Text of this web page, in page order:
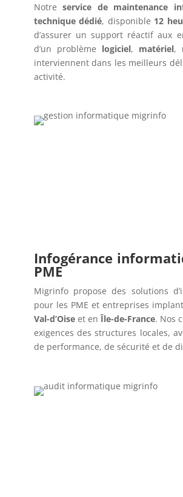
Notreservice de maintenance
technique dédié, disponible 12
d’assurer un support réactif aux
d’un problème logiciel, matériel,
interviennent dans les meilleurs
activité.
Infogérance
PME
Migrinfo propose des solutions
pour les PME et entreprises
Val-d’Oiseet enÎle-de-France. Nos
exigences des structures locales,
de performance, de sécurité et de